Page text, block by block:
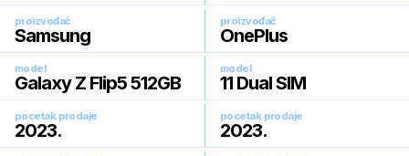
proizvođač
Samsung
proizvođač
OnePlus
model
Galaxy Z Flip5 512GB
model
11 Dual SIM
pocetak prodaje
2023.
pocetak prodaje
2023.